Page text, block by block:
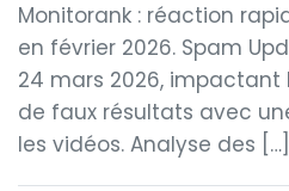
Monitorank : réaction
en février 2026. Spam
24 mars 2026, impactant
de faux résultats avec
les vidéos. Analyse des […]